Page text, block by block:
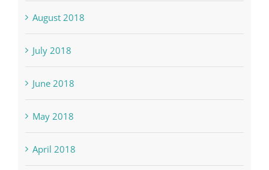
August 2018
July 2018
June 2018
May 2018
April 2018